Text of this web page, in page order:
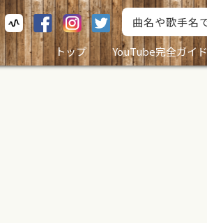
トップ
YouTube完全ガイド